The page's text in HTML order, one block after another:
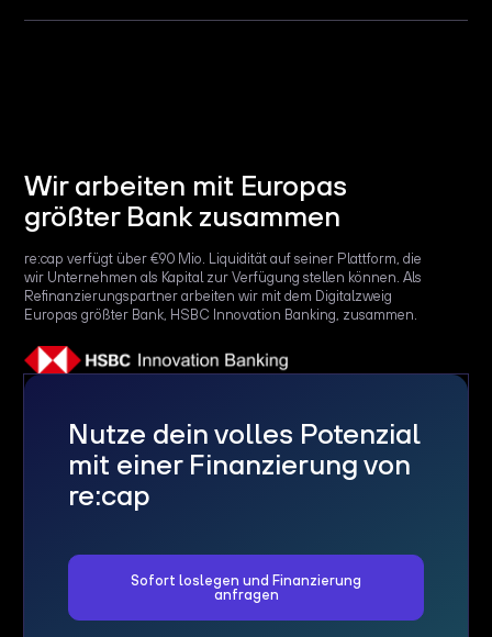
Wir arbeiten mit Europas
größter Bank zusammen
re:cap verfügt über €90 Mio. Liquidität auf seiner Plattform, die
wir Unternehmen als Kapital zur Verfügung stellen können. Als
Refinanzierungspartner arbeiten wir mit dem Digitalzweig
Europas größter Bank, HSBC Innovation Banking, zusammen.
Nutze dein volles Potenzial
mit einer Finanzierung von
re:cap
Sofort loslegen und Finanzierung
anfragen